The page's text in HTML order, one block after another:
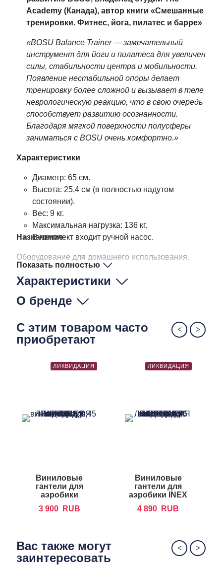
Academy (Канада), автор книги «Смешанные
тренировки. Фитнес, йога, пилатес и барре»
«BOSU Balance Trainer — замечательный
инструмент для йоги и пилатеса для увеличения
силы, стабильности центра и мобильности.
Появление нестабильной опоры делает
тренировку более сложной и вызывает в теле
неврологическую реакцию, что в свою очередь
способствует развитию осознанности.
Благодаря мягкой поверхности полусферы
заниматься с BOSU очень комфортно.»
Характеристики
Диаметр: 65 см.
Высота: 25,4 см (в полностью надутом
состоянии).
Вес: 9 кг.
Максимальная нагрузка: 136 кг.
В комплект входит ручной насос.
Назначение
Оборудование для домашнего использования.
Показать полностью
Характеристики
О бренде
С этим товаром часто
приобретают
ЛИКВИДАЦИЯ
Виниловые
гантели для
аэробики
3 900 RUB
ЛИКВИДАЦИЯ
Виниловые
гантели для
аэробики INEX
4 890 RUB
Вас также могут
заинтересовать